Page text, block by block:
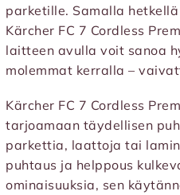
parketille. Samalla
Kärcher FC 7 Cordless
laitteen avulla voit sanoa
molemmat kerralla –
Kärcher FC 7 Cordless
tarjoamaan täydellisen
parkettia, laattoja tai
puhtaus ja helppous
ominaisuuksia, sen